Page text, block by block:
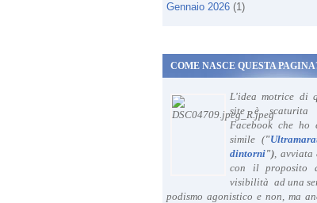
Gennaio 2026 (1)
COME NASCE QUESTA
L'idea motrice di
site è scaturita
Facebook che ho
simile ("
dintorni"), avviata
con il proposito
visibilità ad una
podismo agonistico e non, ma